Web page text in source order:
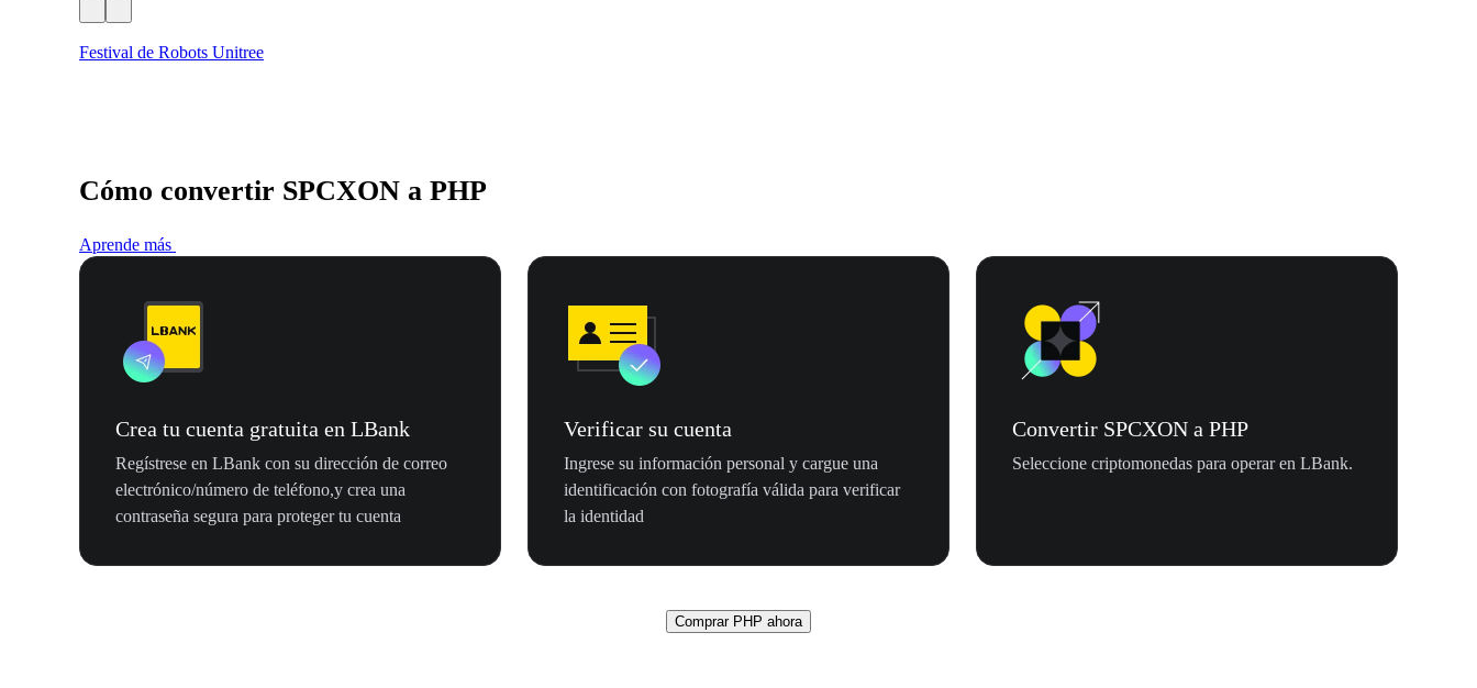
Festival de Robots Unitree
Cómo convertir SPCXON a PHP
Aprende más
Crea tu cuenta gratuita en LBank
Regístrese en LBank con su dirección de correo
electrónico/número de teléfono,y crea una
contraseña segura para proteger tu cuenta
Verificar su cuenta
Ingrese su información personal y cargue una
identificación con fotografía válida para verificar
la identidad
Convertir SPCXON a PHP
Seleccione criptomonedas para operar en LBank.
Comprar PHP ahora